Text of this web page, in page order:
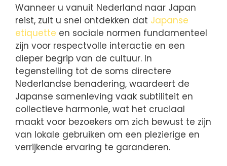
Wanneer u vanuit Nederland naar Japan
reist, zult u snel ontdekken dat Japanse
etiquette en sociale normen fundamenteel
zijn voor respectvolle interactie en een
dieper begrip van de cultuur. In
tegenstelling tot de soms directere
Nederlandse benadering, waardeert de
Japanse samenleving vaak subtiliteit en
collectieve harmonie, wat het cruciaal
maakt voor bezoekers om zich bewust te zijn
van lokale gebruiken om een plezierige en
verrijkende ervaring te garanderen.